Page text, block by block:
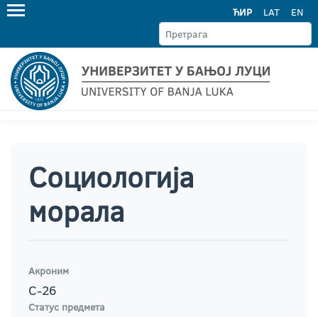
ЋИР LAT EN
Социологија
морала
Акроним
С-26
Статус предмета